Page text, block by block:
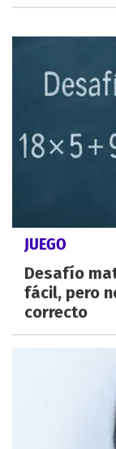
JUEGO
Desafío
fácil, pero
correcto